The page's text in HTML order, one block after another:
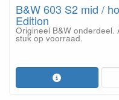
B&W 603 S2 mid /
Edition
Origineel B&W onderdeel.
stuk op voorraad.